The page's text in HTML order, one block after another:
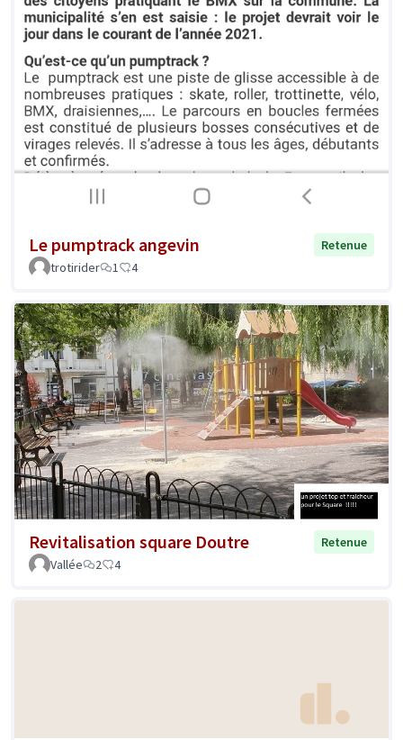
Le pumptrack angevin
Retenue
trotirider
1 4
Revitalisation square Doutre
Retenue
Vallée
2 4